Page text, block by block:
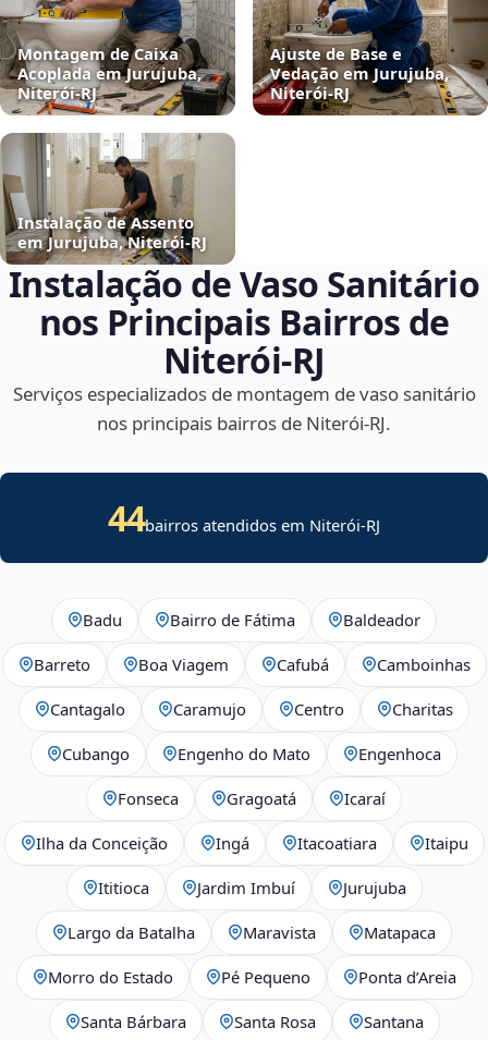
Montagem de Caixa
Acoplada em Jurujuba,
Niterói‑RJ
Ajuste de Base e
Vedação em Jurujuba,
Niterói‑RJ
Instalação de Assento
em Jurujuba, Niterói‑RJ
Instalação de Vaso Sanitário
nos Principais Bairros de
Niterói‑RJ
Serviços especializados de montagem de vaso sanitário
nos principais bairros de Niterói‑RJ.
44bairros atendidos em Niterói-RJ
Badu Bairro de Fátima Baldeador
Barreto Boa Viagem Cafubá Camboinhas
Cantagalo Caramujo Centro Charitas
Cubango Engenho do Mato Engenhoca
Fonseca Gragoatá Icaraí
Ilha da Conceição Ingá Itacoatiara Itaipu
Ititioca Jardim Imbuí Jurujuba
Largo da Batalha Maravista Matapaca
Morro do Estado Pé Pequeno Ponta d’Areia
Santa Bárbara Santa Rosa Santana